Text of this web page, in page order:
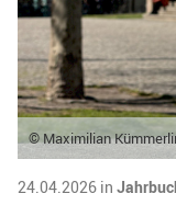
© Maximilian
24.04.2026 in